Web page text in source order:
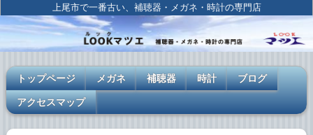
上尾市で一番古い、補聴器・メガネ・時計の専門店
トップページ メガネ 補聴器 時計 ブログ
アクセスマップ